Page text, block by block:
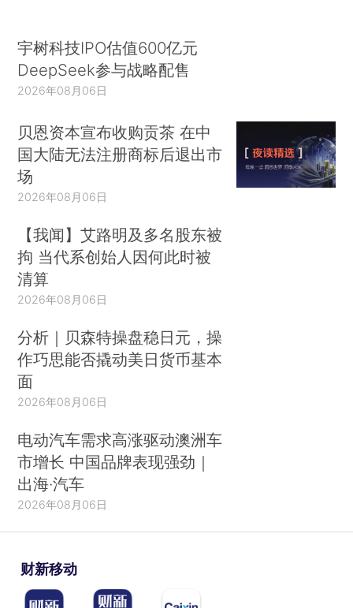
宇树科技IPO估值600亿元
DeepSeek参与战略配售
2026年08月06日
贝恩资本宣布收购贡茶 在中
国大陆无法注册商标后退出市
场
2026年08月06日
【我闻】艾路明及多名股东被
拘 当代系创始人因何此时被
清算
2026年08月06日
分析｜贝森特操盘稳日元，操
作巧思能否撬动美日货币基本
面
2026年08月06日
电动汽车需求高涨驱动澳洲车
市增长 中国品牌表现强劲｜
出海·汽车
2026年08月06日
财新移动